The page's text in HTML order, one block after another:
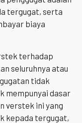
tergugat, serta
biaya
terhadap
seluruhnya atau
tidak
mempunyai dasar
verstek ini yang
kepada tergugat,